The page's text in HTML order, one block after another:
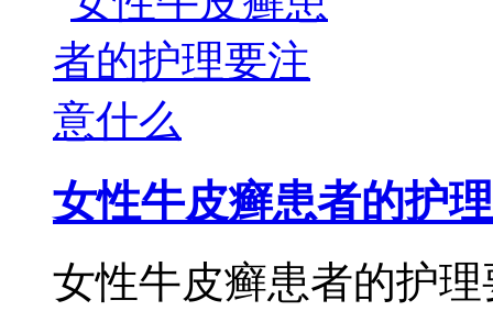
女性牛皮癣患者的护理
女性牛皮癣患者的护